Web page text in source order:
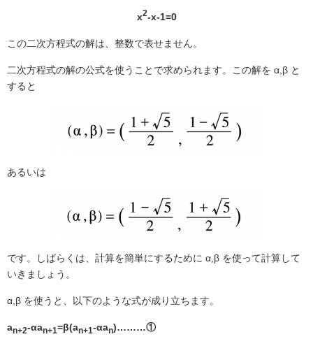
x2-x-1=0
この二次方程式の解は、整数で表せません。
二次方程式の解の公式を使うことで求められます。この解を α,β と
すると
あるいは
です。しばらくは、計算を簡単にするために α,β を使って計算して
いきましょう。
α,β を使うと、以下のような式が成り立ちます。
an+2-αan+1=β(an+1-αan)………①